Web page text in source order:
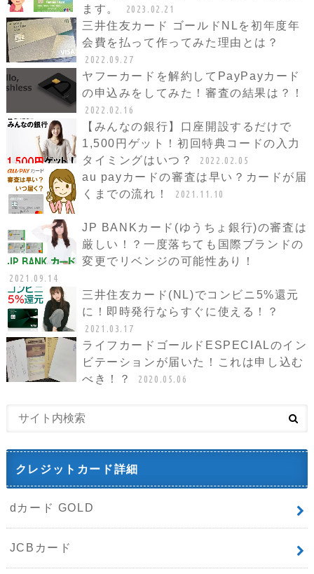
ます。
2023.02.21
三井住友カード ゴールドNLを初年度年
会費を払って作ってみた理由とは？
2022.09.27
ヤフーカードを解約してPayPayカード
の申込みをしてみた！審査の結果は？！
2022.02.16
【みんなの銀行】口座開設するだけで
1,500円ゲット！初回特典コードの入力
タイミングはいつ？
2022.02.05
au payカードの審査は早い？カードが届
くまでの流れ！
2021.11.10
JP BANKカード(ゆうちょ銀行)の審査は
厳しい！？一度落ちても国際ブランドの
変更でリベンジの可能性あり！
2021.09.14
三井住友カード(NL)でコンビニ5%還元
に！即時発行ならすぐに使える！？
2021.03.17
ライフカードゴールドESPECIALのイン
ビテーションが届いた！これは申し込む
べき！？
2020.05.06
クレジットカード詳細
dカード GOLD
JCBカード